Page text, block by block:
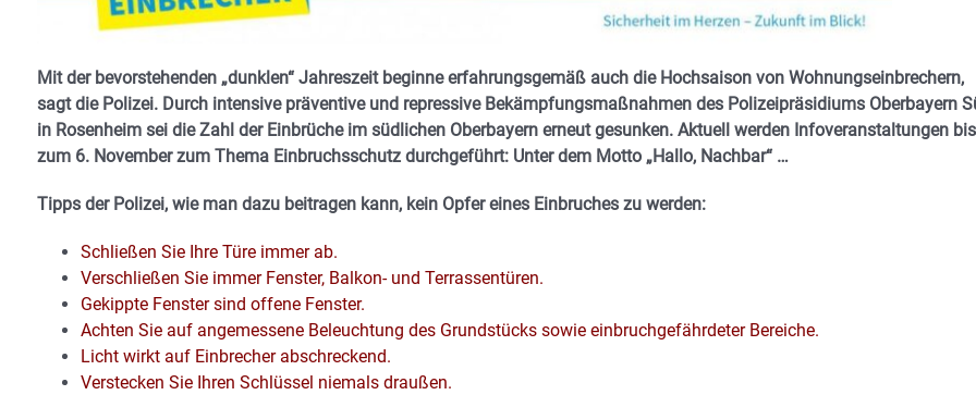
Mit der bevorstehenden „dunklen“ Jahreszeit beginne erfahrungsgemäß auch die Hochsaison von Wohnungseinbrechern,
sagt die Polizei. Durch intensive präventive und repressive Bekämpfungsmaßnahmen des Polizeipräsidiums Oberbayern
in Rosenheim sei die Zahl der Einbrüche im südlichen Oberbayern erneut gesunken. Aktuell werden Infoveranstaltungen bis
zum 6. November zum Thema Einbruchsschutz durchgeführt: Unter dem Motto „Hallo, Nachbar“ …
Tipps der Polizei, wie man dazu beitragen kann, kein Opfer eines Einbruches zu werden:
Schließen Sie Ihre Türe immer ab.
Verschließen Sie immer Fenster, Balkon- und Terrassentüren.
Gekippte Fenster sind offene Fenster.
Achten Sie auf angemessene Beleuchtung des Grundstücks sowie einbruchgefährdeter Bereiche.
Licht wirkt auf Einbrecher abschreckend.
Verstecken Sie Ihren Schlüssel niemals draußen.